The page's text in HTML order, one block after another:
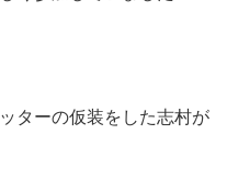
ターの仮装をした志村が